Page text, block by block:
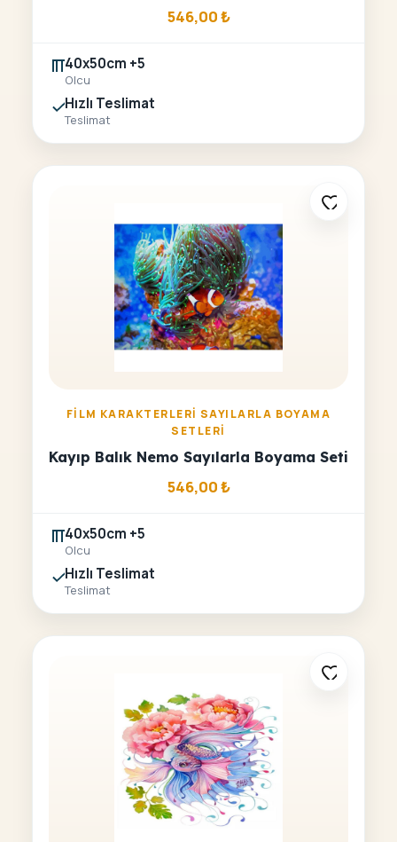
546,00₺
40x50cm +5
Olcu
Hızlı Teslimat
Teslimat
FILM KARAKTERLERI SAYILARLA BOYAMA
SETLERI
Kayıp Balık Nemo Sayılarla Boyama Seti
546,00₺
40x50cm +5
Olcu
Hızlı Teslimat
Teslimat